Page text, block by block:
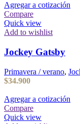
Agregar a cotización
Compare
Quick view
Add to wishlist
Jockey Gatsby
Primavera / verano,
$34.900
Agregar a cotización
Compare
Quick view